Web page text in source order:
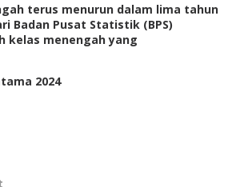
terus menurun dalam lima tahun
Badan Pusat Statistik (BPS)
kelas menengah yang
2024